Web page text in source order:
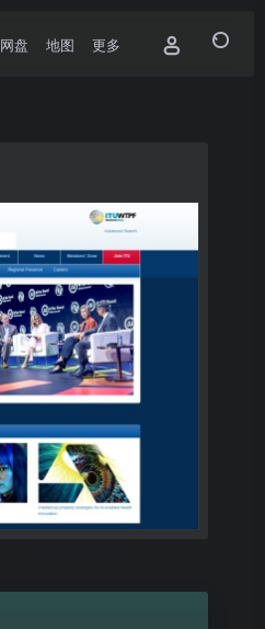
网盘 地图 更多